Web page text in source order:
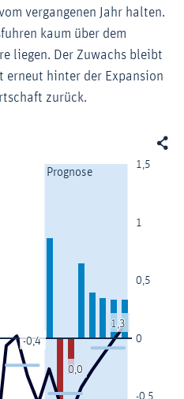
vergangenen Jahr halten.
kaum über dem
liegen. Der Zuwachs bleibt
hinter der Expansion
zurück.